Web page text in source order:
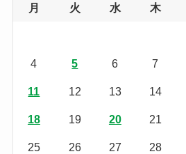
月 火 水 木
4 5 6 7
11 12 13 14
18 19 20 21
25 26 27 28